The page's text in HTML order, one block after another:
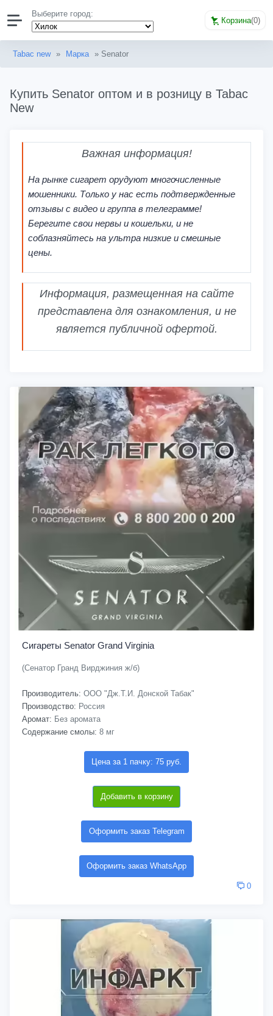
Выберите город:
Корзина(0)
Tabac new » Марка » Senator
Купить Senator оптом и в розницу в Tabac
New
Важная информация!
На рынке сигарет орудуют многочисленные
мошенники. Только у нас есть подтвержденные
отзывы с видео и группа в телеграмме!
Берегите свои нервы и кошельки, и не
соблазняйтесь на ультра низкие и смешные
цены.
Информация, размещенная на сайте
представлена для ознакомления, и не
является публичной офертой.
Сигареты Senator Grand Virginia
(Сенатор Гранд Вирджиния ж/б)
Производитель: ООО "Дж.Т.И. Донской Табак"
Производство: Россия
Аромат: Без аромата
Содержание смолы: 8 мг
Цена за 1 пачку: 75 руб.
Добавить в корзину
Оформить заказ Telegram
Оформить заказ WhatsApp
0